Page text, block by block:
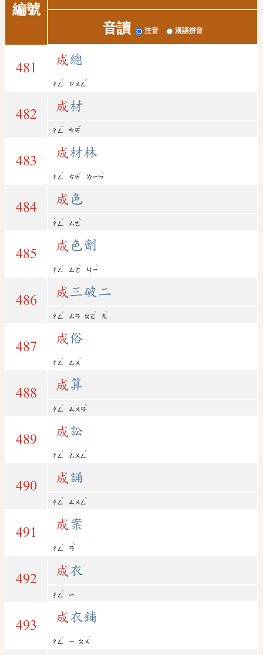
編號
音讀 注音 漢語拼音
481
成總
ㄔㄥ
ˊ
ㄗㄨㄥ
ˇ
482
成材
ㄔㄥ
ˊ
ㄘㄞ
ˊ
483
成材林
ㄔㄥ
ˊ
ㄘㄞ
ˊ
ㄌㄧㄣ
ˊ
484
成 色
ㄔㄥ
ˊ
ㄙㄜ
ˋ
485
成 色劑
ㄔㄥ
ˊ
ㄙㄜ
ˋ
ㄐㄧ
ˋ
486
成三破二
ㄔㄥ
ˊ
ㄙㄢ ㄆㄛ
ˋ
ㄦ
ˋ
487
成俗
ㄔㄥ
ˊ
ㄙㄨ
ˊ
488
成算
ㄔㄥ
ˊ
ㄙㄨㄢ
ˋ
489
成訟
ㄔㄥ
ˊ
ㄙㄨㄥ
ˋ
490
成誦
ㄔㄥ
ˊ
ㄙㄨㄥ
ˋ
491
成 案
ㄔㄥ
ˊ
ㄢ
ˋ
492
成衣
ㄔㄥ
ˊ
ㄧ
493
成衣鋪
ㄔㄥ
ˊ
ㄧ ㄆㄨ
ˋ